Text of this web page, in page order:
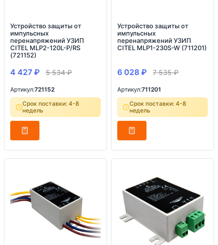
Устройство защиты от
импульсных
перенапряжений УЗИП
CITEL MLP2-120L-P/RS
(721152)
4 427 ₽ 5 534₽
Артикул:721152
Срок поставки: 4-8
недель
Устройство защиты от
импульсных
перенапряжений УЗИП
CITEL MLP1-230S-W (711201)
6 028 ₽ 7 535₽
Артикул:711201
Срок поставки: 4-8
недель